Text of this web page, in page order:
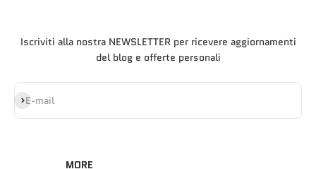
Iscriviti alla nostra NEWSLETTER per ricevere aggiornamenti
del blog e offerte personali
E-mail
Iscriviti alla newsletter
MORE